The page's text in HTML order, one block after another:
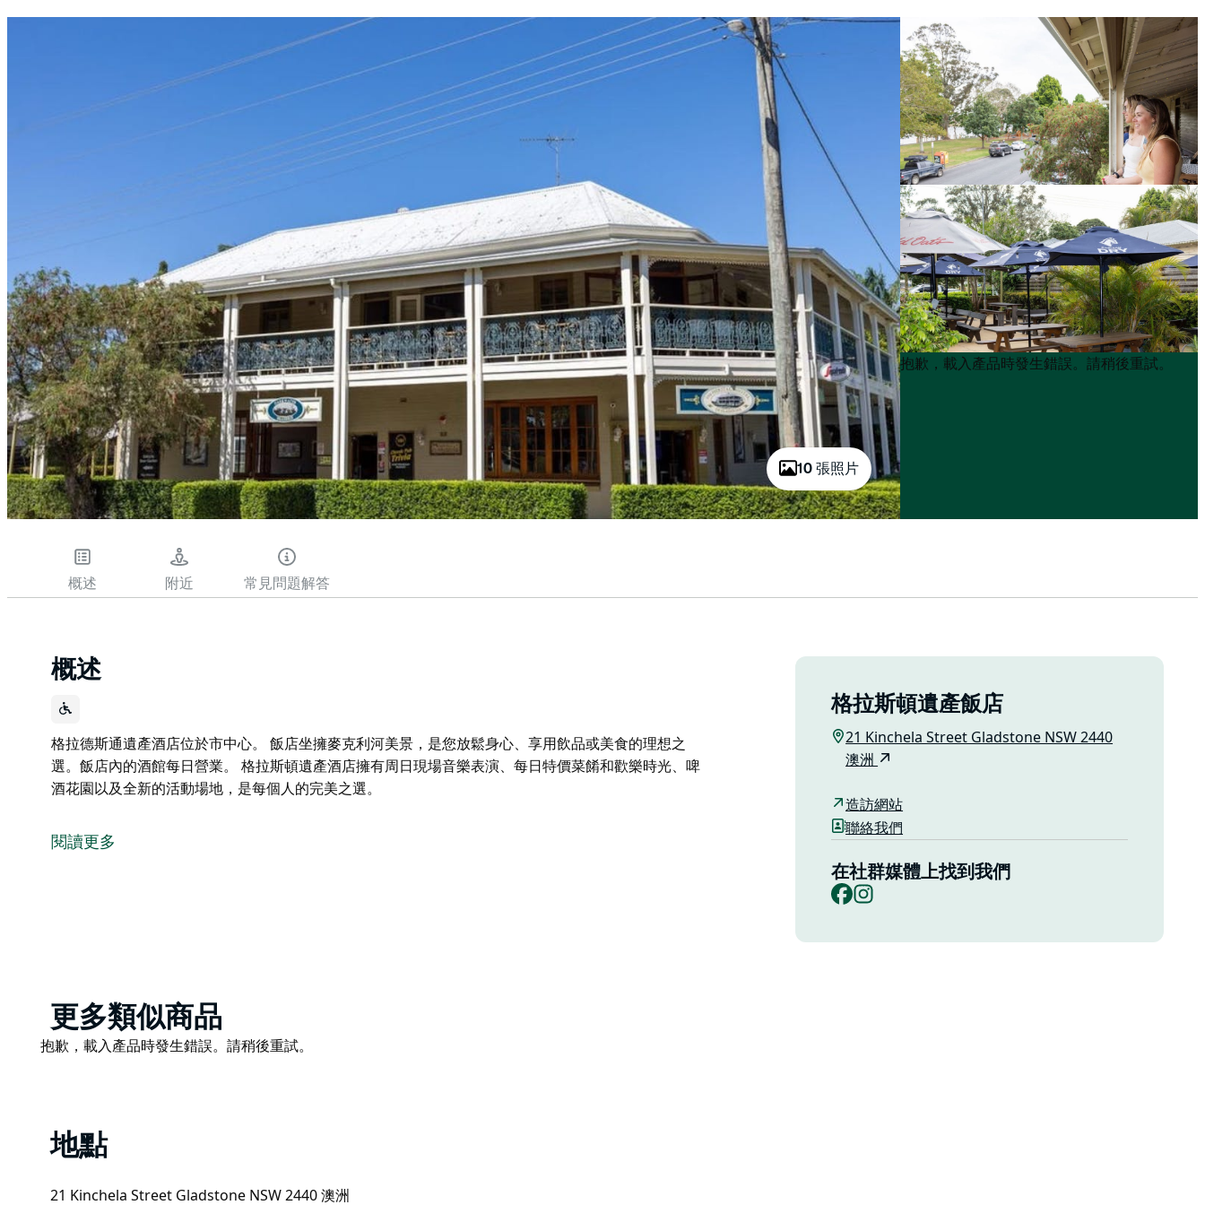
10 張照片
Product
List
Product
List
抱歉，載入產品時發生錯誤。請稍後重試。
概述 附近 常見問題解答
概述
格拉德斯通遺產酒店位於市中心。 飯店坐擁麥克利河美景，是您放鬆身心、享用飲品或美食的理想之
選。飯店內的酒館每日營業。 格拉斯頓遺產酒店擁有周日現場音樂表演、每日特價菜餚和歡樂時光、啤
酒花園以及全新的活動場地，是每個人的完美之選。
飯店坐擁麥克利河美景，是您放鬆身心、享用飲品或美食的理想之選。飯店內的酒館每日營業。
閱讀更多
格拉斯頓遺產飯店
21 Kinchela Street Gladstone NSW 2440
澳洲
造訪網站
聯絡我們
在社群媒體上找到我們
Facebook
Product
List
更多類似商品
Product
抱歉，載入產品時發生錯誤。請稍後重試。
地點
21 Kinchela Street Gladstone NSW 2440 澳洲